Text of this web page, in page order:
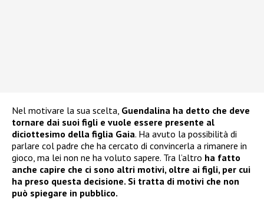
Nel motivare la sua scelta, Guendalina ha detto che deve
tornare dai suoi figli e vuole essere presente al
diciottesimo della figlia Gaia. Ha avuto la possibilità di
parlare col padre che ha cercato di convincerla a rimanere in
gioco, ma lei non ne ha voluto sapere. Tra l’altro ha fatto
anche capire che ci sono altri motivi, oltre ai figli, per cui
ha preso questa decisione. Si tratta di motivi che non
può spiegare in pubblico.